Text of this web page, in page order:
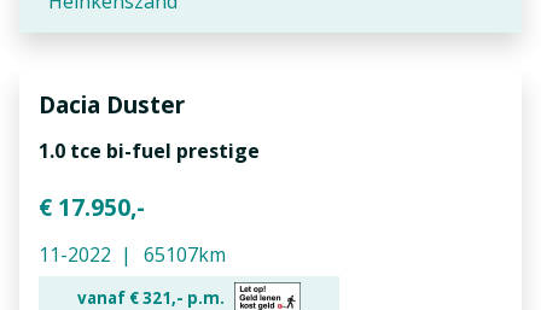
Dacia Duster
1.0 tce bi-fuel prestige
€ 17.950,-
11-2022 65107km
vanaf €321,- p.m.